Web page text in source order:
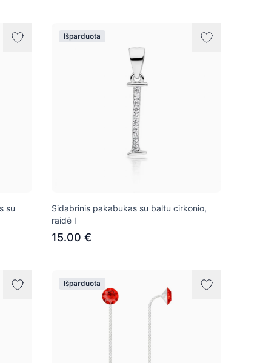
su
Išparduota
Sidabrinis pakabukas su baltu cirkonio,
raidė I
15.00 €
Išparduota